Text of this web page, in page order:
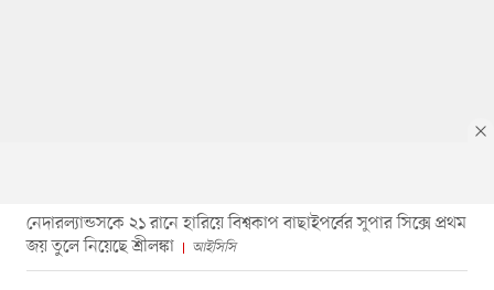
নেদারল্যান্ডসকে ২১ রানে হারিয়ে বিশ্বকাপ বাছাইপর্বের সুপার সিক্সে প্রথম
জয় তুলে নিয়েছে শ্রীলঙ্কা
আইসিসি